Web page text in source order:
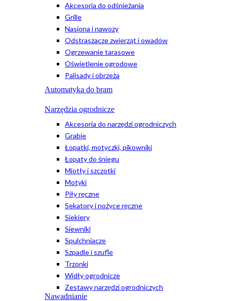
Akcesoria do odśnieżania
Grille
Nasiona i nawozy
Odstraszacze zwierząt i owadów
Ogrzewanie tarasowe
Oświetlenie ogrodowe
Palisady i obrzeża
Automatyka do bram
Narzędzia ogrodnicze
Akcesoria do narzędzi ogrodniczych
Grabie
Łopatki, motyczki, pikowniki
Łopaty do śniegu
Miotły i szczotki
Motyki
Piły ręczne
Sekatory i nożyce ręczne
Siekiery
Siewniki
Spulchniacze
Szpadle i szufle
Trzonki
Widły ogrodnicze
Zestawy narzędzi ogrodniczych
Nawadnianie